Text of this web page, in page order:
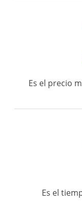
Es el precio
Es el